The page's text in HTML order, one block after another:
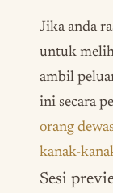
Jika anda
untuk
ambil
ini secara
orang
kanak-
Sesi